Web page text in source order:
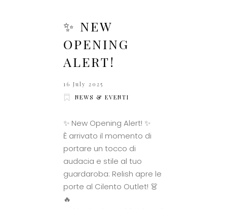
✨ NEW
OPENING
ALERT!
16 July 2025
NEWS & EVENTI
✨ New Opening Alert! ✨
È arrivato il momento di
portare un tocco di
audacia e stile al tuo
guardaroba: Relish apre le
porte al Cilento Outlet! 👗
🔥